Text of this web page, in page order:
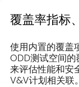
覆盖率指标
使用内置的覆盖
ODD测试空间的
来评估性能和安
V&V计划相关联。